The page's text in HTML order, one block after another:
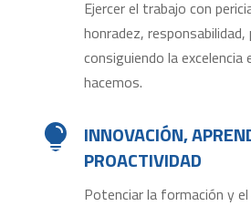
Ejercer el trabajo con
honradez, responsabilidad,
consiguiendo la excelencia
hacemos.

INNOVACIÓN,
PROACTIVIDAD
Potenciar la formación y el